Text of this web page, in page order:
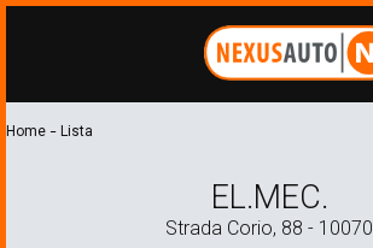
Home - Lista
EL.MEC.
Strada Corio, 88 - 10070